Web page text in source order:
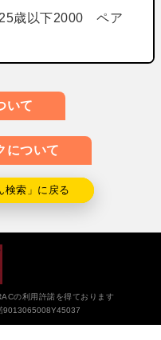
歳以下2000 ペア
いて
について
検索」に戻る
の利用許諾を得ております
9013065008Y45037